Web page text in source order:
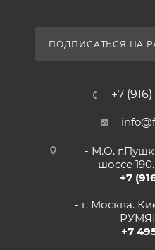
ПОДПИСАТЬСЯ НА
+7
- М.О.
шоссе
+7
- г. Москва.
+7